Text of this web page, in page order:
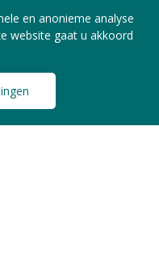
en anonieme analyse
website gaat u akkoord